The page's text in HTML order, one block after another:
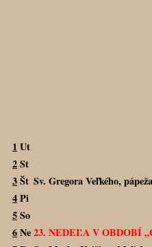
1Ut
2St
3Št Sv. Gregora Veľkého,
4Pi
5So
6Ne23. NEDEĽA V OBDOBÍ